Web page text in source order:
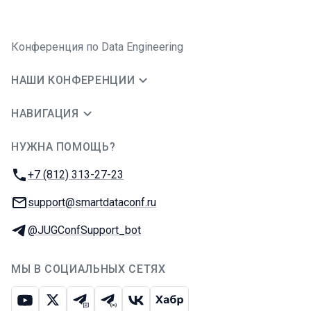
Конференция по Data Engineering
НАШИ КОНФЕРЕНЦИИ
НАВИГАЦИЯ
НУЖНА ПОМОЩЬ?
Телефон:
+7 (812) 313-27-23
E-mail:
support@smartdataconf.ru
Телеграм:
@JUGConfSupport_bot
МЫ В СОЦИАЛЬНЫХ СЕТЯХ
ЮтубИкс Телеграм-чат
Телеграм-канал
ВКонтакте
Хабр